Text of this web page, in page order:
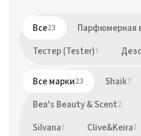
Все23 Парфюмерная
Тестер (Tester)1
Все марки23 Shaik7
Bea's Beauty & Scent2
Silvana1 Clive&Keira1